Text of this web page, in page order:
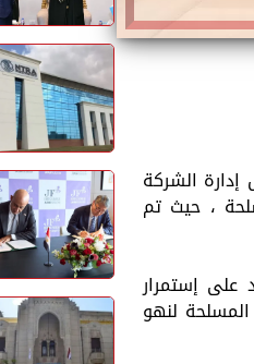
الشركة
، حيث تم
على إستمرار
لنهو